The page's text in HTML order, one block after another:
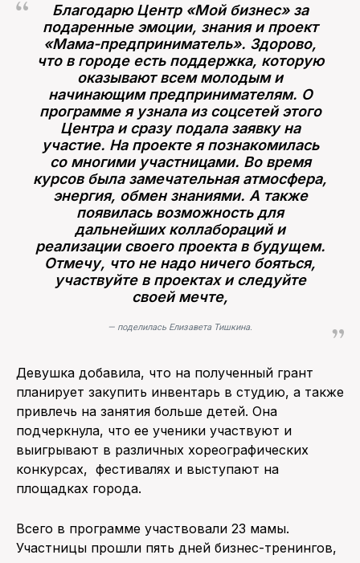
Благодарю Центр «Мой бизнес» за
подаренные эмоции, знания и проект
«Мама-предприниматель». Здорово,
что в городе есть поддержка, которую
оказывают всем молодым и
начинающим предпринимателям. О
программе я узнала из соцсетей этого
Центра и сразу подала заявку на
участие. На проекте я познакомилась
со многими участницами. Во время
курсов была замечательная атмосфера,
энергия, обмен знаниями. А также
появилась возможность для
дальнейших коллабораций и
реализации своего проекта в будущем.
Отмечу, что не надо ничего бояться,
участвуйте в проектах и следуйте
своей мечте,
— поделилась Елизавета Тишкина.
Девушка добавила, что на полученный грант
планирует закупить инвентарь в студию, а также
привлечь на занятия больше детей. Она
подчеркнула, что ее ученики участвуют и
выигрывают в различных хореографических
конкурсах, фестивалях и выступают на
площадках города.
Всего в программе участвовали 23 мамы.
Участницы прошли пять дней бизнес-тренингов,